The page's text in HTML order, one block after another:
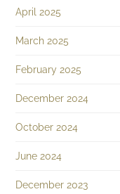
April 2025
March 2025
February 2025
December 2024
October 2024
June 2024
December 2023